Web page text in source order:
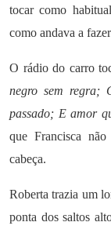
tocar como
como andava a
O rádio do carro
negro sem regra;
passado; E amor
que Francisca
cabeça.
Roberta trazia um
ponta dos saltos